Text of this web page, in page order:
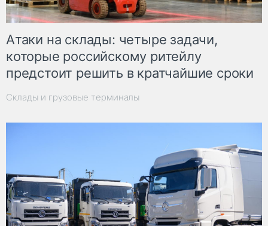
Атаки на склады: четыре задачи,
которые российскому ритейлу
предстоит решить в кратчайшие сроки
Склады и грузовые терминалы